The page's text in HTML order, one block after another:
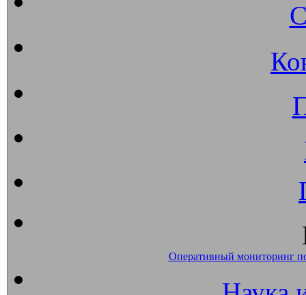
Оперативный мониторинг